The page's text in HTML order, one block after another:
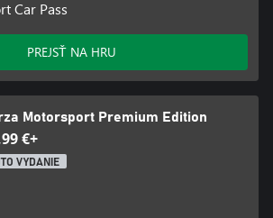
a ďalšie.
hráčov na konzole vyžaduje Xbox
Core, ktoré sa predáva samostatne
Car Pass
PREJSŤ NA HRU
Motorsport Premium Edition
€+
VYDANIE